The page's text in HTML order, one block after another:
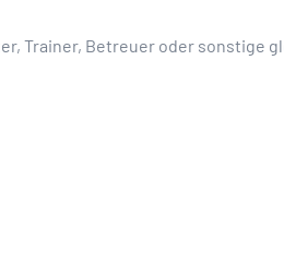
Trainer, Betreuer oder sonstige